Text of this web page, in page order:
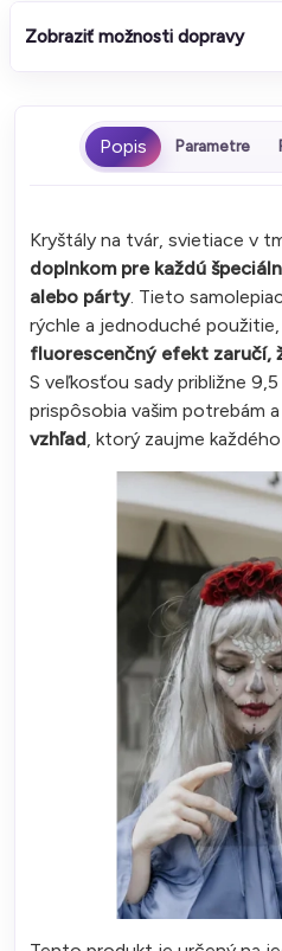
Zobraziť možnosti dopravy
Parametre
Kryštály na tvár, svietiace v
doplnkom pre každú
alebo párty. Tieto
rýchle a jednoduché
fluorescenčný efekt zaručí,
S veľkosťou sady približne
prispôsobia vašim potrebám a
vzhľad , ktorý zaujme